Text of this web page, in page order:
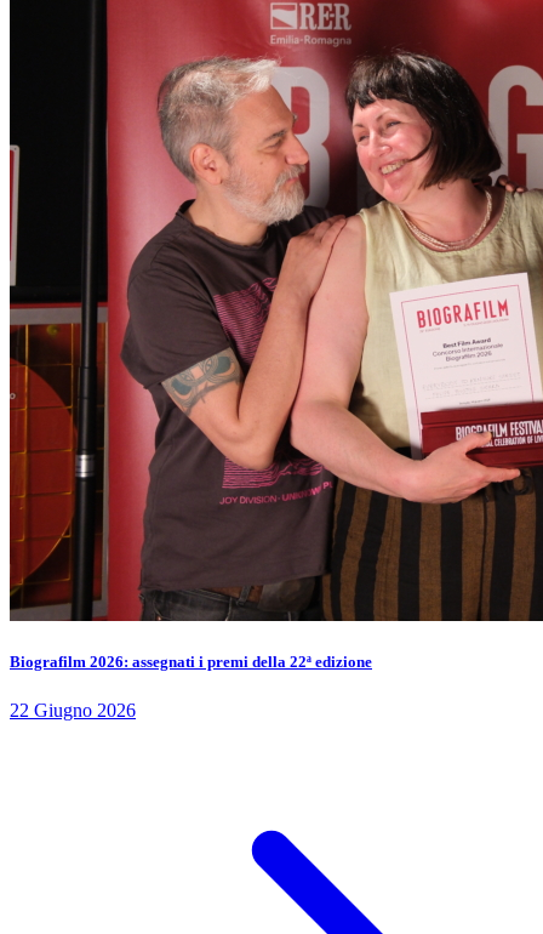
Biografilm 2026: assegnati i premi della 22ª edizione
22 Giugno 2026